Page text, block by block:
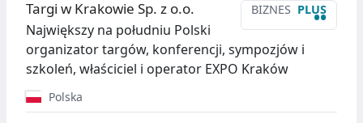
BIZNES PLUS
••
Targi w Krakowie Sp. z o.o.
Największy na południu Polski
organizator targów, konferencji, sympozjów i
szkoleń, właściciel i operator EXPO Kraków
Polska